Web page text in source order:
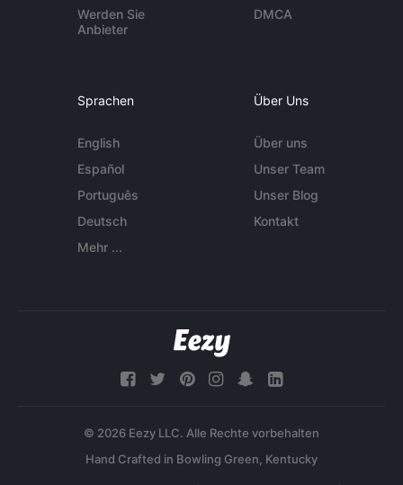
Werden Sie
Anbieter
DMCA
Sprachen
English
Español
Português
Deutsch
Mehr ...
Über Uns
Über uns
Unser Team
Unser Blog
Kontakt
© 2026 Eezy LLC. Alle Rechte vorbehalten